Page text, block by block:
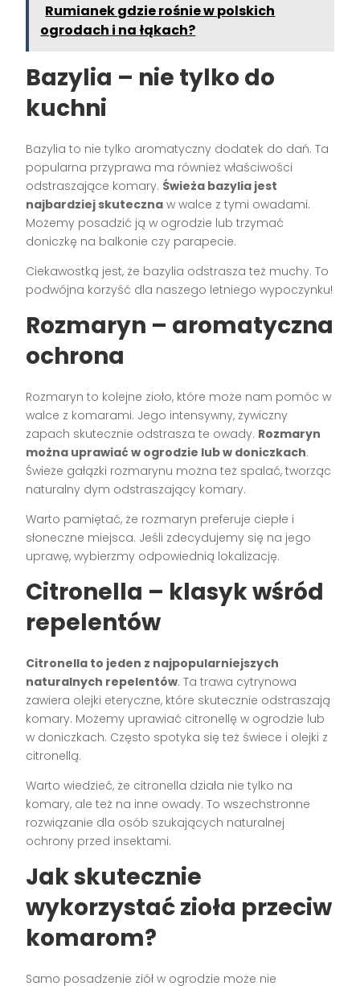
Rumianek gdzie rośnie w polskich
ogrodach i na łąkach?
Bazylia – nie tylko do
kuchni
Bazylia to nie tylko aromatyczny dodatek do dań. Ta
popularna przyprawa ma również właściwości
odstraszające komary. Świeża bazylia jest
najbardziej skuteczna w walce z tymi owadami.
Możemy posadzić ją w ogrodzie lub trzymać
doniczkę na balkonie czy parapecie.
Ciekawostką jest, że bazylia odstrasza też muchy. To
podwójna korzyść dla naszego letniego wypoczynku!
Rozmaryn – aromatyczna
ochrona
Rozmaryn to kolejne zioło, które może nam pomóc w
walce z komarami. Jego intensywny, żywiczny
zapach skutecznie odstrasza te owady. Rozmaryn
można uprawiać w ogrodzie lub w doniczkach.
Świeże gałązki rozmarynu można też spalać, tworząc
naturalny dym odstraszający komary.
Warto pamiętać, że rozmaryn preferuje ciepłe i
słoneczne miejsca. Jeśli zdecydujemy się na jego
uprawę, wybierzmy odpowiednią lokalizację.
Citronella – klasyk wśród
repelentów
Citronella to jeden z najpopularniejszych
naturalnych repelentów. Ta trawa cytrynowa
zawiera olejki eteryczne, które skutecznie odstraszają
komary. Możemy uprawiać citronellę w ogrodzie lub
w doniczkach. Często spotyka się też świece i olejki z
citronellą.
Warto wiedzieć, że citronella działa nie tylko na
komary, ale też na inne owady. To wszechstronne
rozwiązanie dla osób szukających naturalnej
ochrony przed insektami.
Jak skutecznie
wykorzystać zioła przeciw
komarom?
Samo posadzenie ziół w ogrodzie może nie